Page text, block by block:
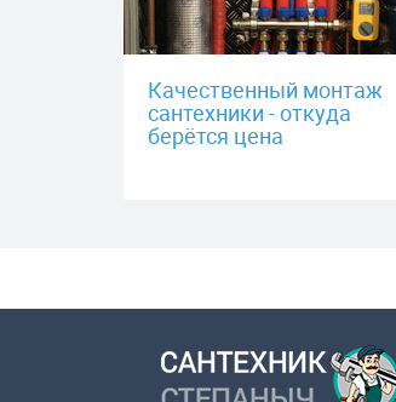
Качественный монтаж
сантехники - откуда
берётся цена